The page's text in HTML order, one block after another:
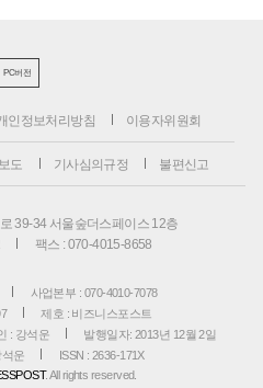
PC버전
인정보처리방침 이용자위원회
도 기사심의규정 불편신고
39-34 서울숲더스페이스 12층
팩스 : 070-4015-8658
사업본부 : 070-4010-7078
제호 : 비즈니스포스트
: 강석운
발행일자: 2013년 12월 2일
운
ISSN : 2636-171X
. All rights reserved.